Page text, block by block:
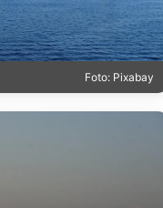
Foto: Pixabay